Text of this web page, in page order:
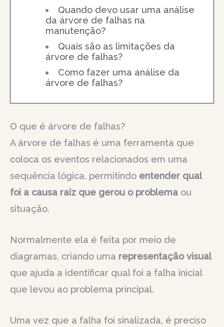
Quando devo usar uma análise
da árvore de falhas na
manutenção?
Quais são as limitações da
árvore de falhas?
Como fazer uma análise da
árvore de falhas?
O que é árvore de falhas?
A árvore de falhas é uma ferramenta que
coloca os eventos relacionados em uma
sequência lógica, permitindo entender qual
foi a causa raiz que gerou o problema ou
situação.
Normalmente ela é feita por meio de
diagramas, criando uma representação visual
que ajuda a identificar qual foi a falha inicial
que levou ao problema principal.
Uma vez que a falha foi sinalizada, é preciso